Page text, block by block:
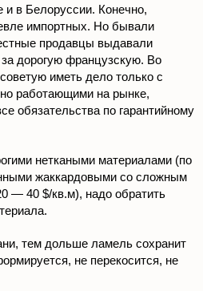
в Белоруссии. Конечно,
импортных. Но бывали
продавцы выдавали
дорогую французскую. Во
иметь дело только с
работающими на рынке,
обязательства по гарантийному
неткаными материалами (по
жаккардовыми со сложным
— 40 $/кв.м), надо обратить
тем дольше ламель сохранит
не перекосится, не